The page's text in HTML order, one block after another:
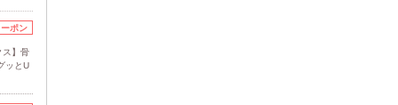
ポン
ス】骨
ッとU